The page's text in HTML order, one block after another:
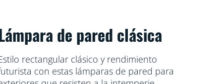
de pared clásica
rectangular clásico y rendimiento
con estas lámparas de pared para